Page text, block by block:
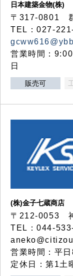
日本建築金物(株)
〒317‐0801
TEL：027-
営業時間：
日
販売可
(株)金子七蔵商店
〒212-0053
TEL：044-
営業時間：平
定休日：第1土